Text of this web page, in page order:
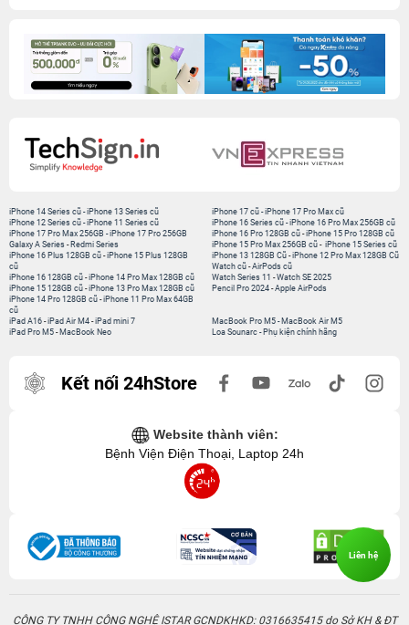
iPhone 14 Series cũ -iPhone 13 Series cũ
iPhone 12 Series cũ -iPhone 11 Series cũ
iPhone 17 Pro Max 256GB -iPhone 17 Pro 256GB
Galaxy A Series - Redmi Series
iPhone 17 cũ-iPhone 17 Pro Max cũ
iPhone 16 Series cũ- iPhone 16 Pro Max 256GB cũ
iPhone 16 Pro 128GB cũ-iPhone 15 Pro 128GB cũ
iPhone 15 Pro Max 256GB cũ- iPhone 15 Series cũ
iPhone 16 Plus 128GB cũ -iPhone 15 Plus 128GB
cũ
iPhone 16 128GB cũ -iPhone 14 Pro Max 128GB cũ
iPhone 15 128GB cũ -iPhone 13 Pro Max 128GB cũ
iPhone 14 Pro 128GB cũ -iPhone 11 Pro Max 64GB
cũ
iPhone 13 128GB Cũ-iPhone 12 Pro Max 128GB Cũ
Watch cũ-AirPods cũ
Watch Series 11 -Watch SE 2025
Pencil Pro 2024-Apple AirPods
iPad A16 -iPad Air M4 -iPad mini 7
iPad Pro M5 - MacBook Neo
MacBook Pro M5- MacBook Air M5
Loa Sounarc- Phụ kiện chính hãng
Kết nối 24hStore
Website thành viên:
Bệnh Viện Điện Thoại, Laptop 24h
CÔNG TY TNHH CÔNG NGHỆ ISTAR GCNDKHKD: 0316635415 do Sở KH & ĐT
Liên hệ